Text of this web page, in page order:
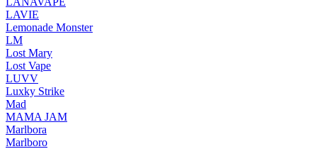
LAVIE
Lemonade Monster
LM
Lost Mary
Lost Vape
LUVV
Luxky Strike
Mad
MAMA JAM
Marlbora
Marlboro